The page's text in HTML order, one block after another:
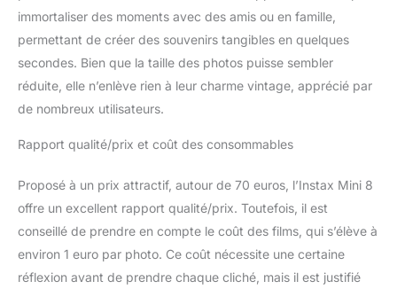
immortaliser des moments avec des amis ou en famille,
permettant de créer des souvenirs tangibles en quelques
secondes. Bien que la taille des photos puisse sembler
réduite, elle n’enlève rien à leur charme vintage, apprécié par
de nombreux utilisateurs.
Rapport qualité/prix et coût des consommables
Proposé à un prix attractif, autour de 70 euros, l’Instax Mini 8
offre un excellent rapport qualité/prix. Toutefois, il est
conseillé de prendre en compte le coût des films, qui s’élève à
environ 1 euro par photo. Ce coût nécessite une certaine
réflexion avant de prendre chaque cliché, mais il est justifié